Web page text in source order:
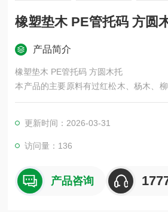
橡塑垫木 PE管托
产品简介
橡塑垫木 PE管托码 方圆木托
本产品的主要原料有过红松木、杨木、
做防腐沥青柒的侵泡、此产品防腐性能
装。本产品适用于空调的管道安装及冶
船舶、电力等机械液压系统中的油、水安
更新时间：2026-03-31
访问量：136
产品咨询